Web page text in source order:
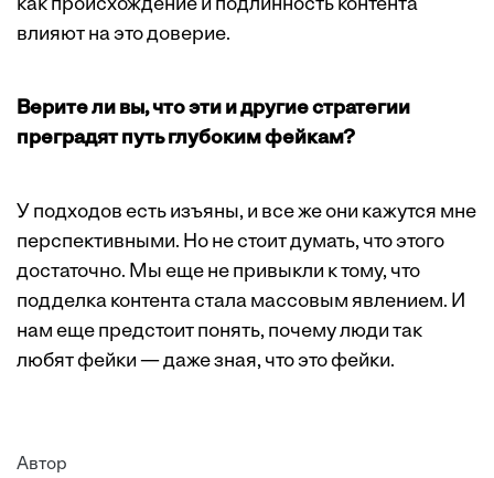
как происхождение и подлинность контента
влияют на это доверие.
Верите ли вы, что эти и другие стратегии
преградят путь глубоким фейкам?
У подходов есть изъяны, и все же они кажутся мне
перспективными. Но не стоит думать, что этого
достаточно. Мы еще не привыкли к тому, что
подделка контента стала массовым явлением. И
нам еще предстоит понять, почему люди так
любят фейки — даже зная, что это фейки.
Автор